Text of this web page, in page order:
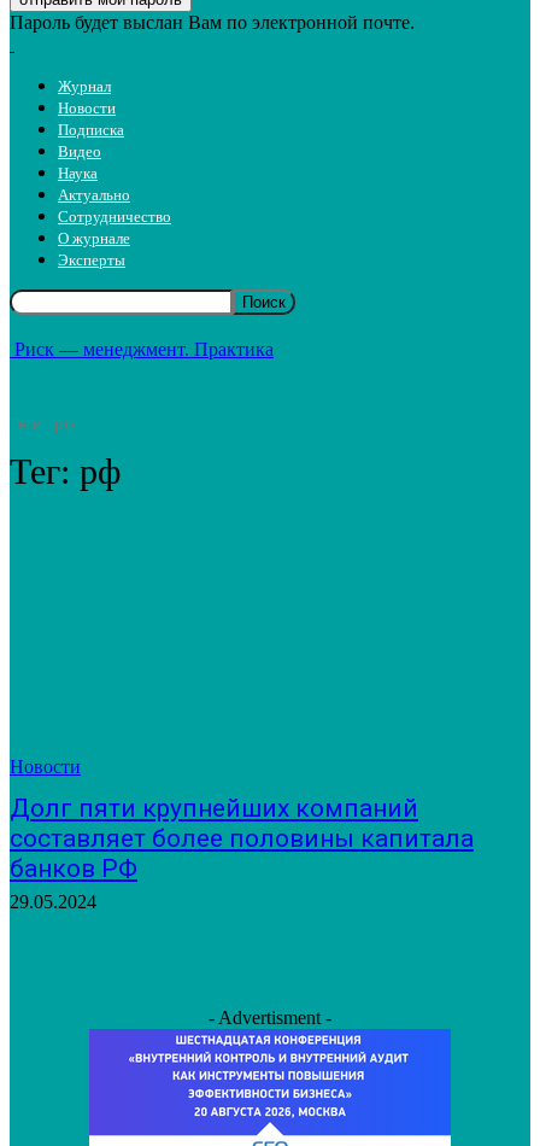
Пароль будет выслан Вам по электронной почте.
Журнал
Новости
Подписка
Видео
Наука
Актуально
Сотрудничество
О журнале
Эксперты
Риск — менеджмент. Практика
Теги рф
Тег: рф
Новости
Долг пяти крупнейших компаний
составляет более половины капитала
банков РФ
29.05.2024
- Advertisment -